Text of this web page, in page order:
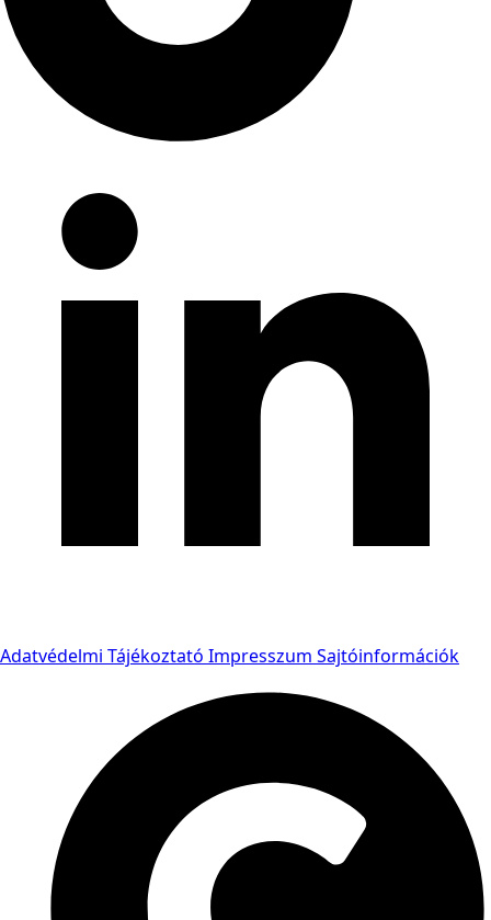
Adatvédelmi Tájékoztató Impresszum Sajtóinformációk